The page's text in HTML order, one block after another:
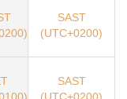
SAST
(UTC+0200)
SAST
(UTC+0200)